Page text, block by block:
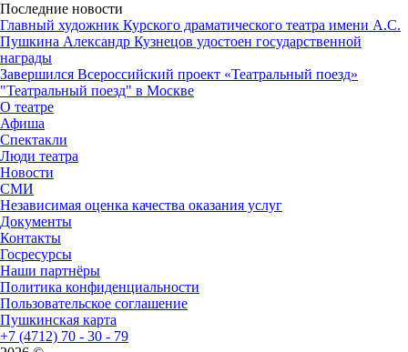
Последние новости
Главный художник Курского драматического театра имени А.С.
Пушкина Александр Кузнецов удостоен государственной
награды
Завершился Всероссийский проект «Театральный поезд»
"Театральный поезд" в Москве
О театре
Афиша
Спектакли
Люди театра
Новости
СМИ
Независимая оценка качества оказания услуг
Документы
Контакты
Госресурсы
Наши партнёры
Политика конфиденциальности
Пользовательское соглашение
Пушкинская карта
+7 (4712) 70 - 30 - 79